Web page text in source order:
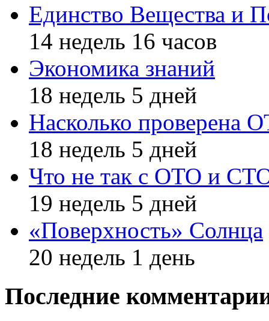
Единство Вещества и
14 недель 16 часов
Экономика знаний
18 недель 5 дней
Насколько проверена
18 недель 5 дней
Что не так с ОТО и
19 недель 5 дней
«Поверхность» Солнца
20 недель 1 день
Последние